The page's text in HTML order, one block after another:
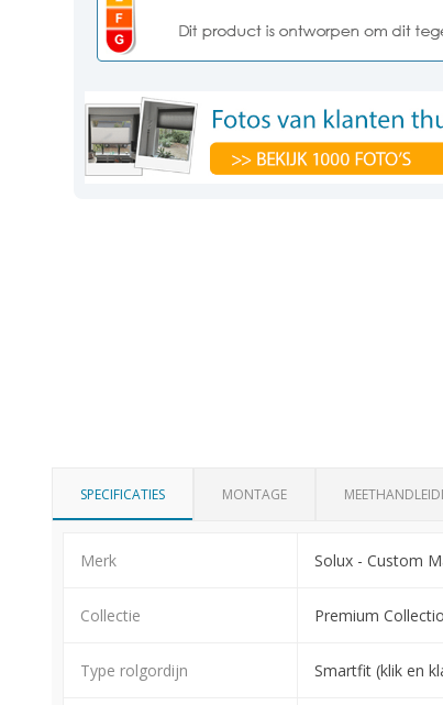
SPECIFICATIES MONTAGE
Merk Solux - Custom
Collectie Premium
Type rolgordijn Smartfit (klik en